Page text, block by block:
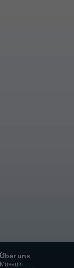
Über uns
Museum